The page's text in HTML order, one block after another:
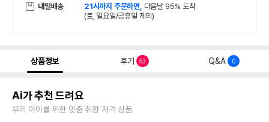
내일배송 21시까지 주문하면, 다음날 95% 도착
(토, 일요일/공휴일 제외)
상품정보 후기 53 Q&A 0
Ai가 추천 드려요
우리 아이를 위한 맞춤 취향 저격 상품